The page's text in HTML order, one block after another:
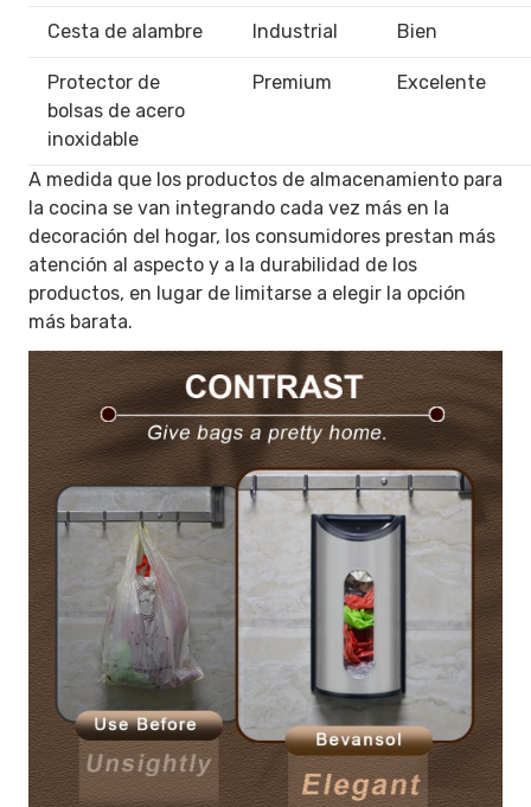
Cesta de alambre Industrial Bien
Protector de
bolsas de acero
inoxidable
Premium Excelente
A medida que los productos de almacenamiento para
la cocina se van integrando cada vez más en la
decoración del hogar, los consumidores prestan más
atención al aspecto y a la durabilidad de los
productos, en lugar de limitarse a elegir la opción
más barata.